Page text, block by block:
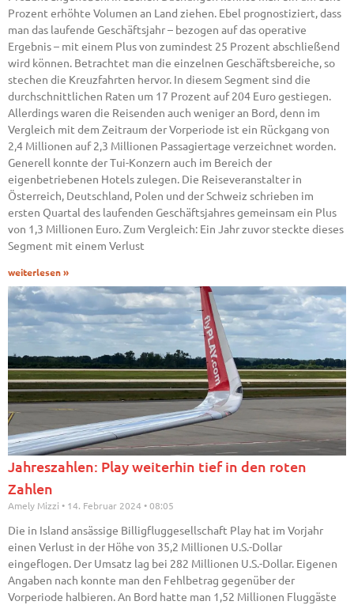
Prozent erhöhte Volumen an Land ziehen. Ebel prognostiziert, dass
man das laufende Geschäftsjahr – bezogen auf das operative
Ergebnis – mit einem Plus von zumindest 25 Prozent abschließend
wird können. Betrachtet man die einzelnen Geschäftsbereiche, so
stechen die Kreuzfahrten hervor. In diesem Segment sind die
durchschnittlichen Raten um 17 Prozent auf 204 Euro gestiegen.
Allerdings waren die Reisenden auch weniger an Bord, denn im
Vergleich mit dem Zeitraum der Vorperiode ist ein Rückgang von
2,4 Millionen auf 2,3 Millionen Passagiertage verzeichnet worden.
Generell konnte der Tui-Konzern auch im Bereich der
eigenbetriebenen Hotels zulegen. Die Reiseveranstalter in
Österreich, Deutschland, Polen und der Schweiz schrieben im
ersten Quartal des laufenden Geschäftsjahres gemeinsam ein Plus
von 1,3 Millionen Euro. Zum Vergleich: Ein Jahr zuvor steckte dieses
Segment mit einem Verlust
weiterlesen »
Jahreszahlen: Play weiterhin tief in den roten
Zahlen
Amely Mizzi 14. Februar 2024 08:05
Die in Island ansässige Billigfluggesellschaft Play hat im Vorjahr
einen Verlust in der Höhe von 35,2 Millionen U.S.-Dollar
eingeflogen. Der Umsatz lag bei 282 Millionen U.S.-Dollar. Eigenen
Angaben nach konnte man den Fehlbetrag gegenüber der
Vorperiode halbieren. An Bord hatte man 1,52 Millionen Fluggäste